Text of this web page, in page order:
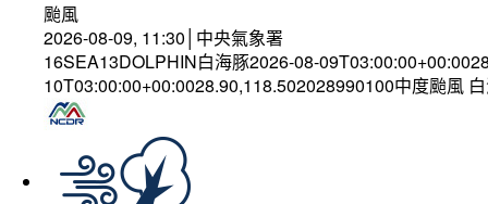
颱風
2026-08-09, 11:30│中央氣象署
16SEA13DOLPHIN白海豚2026-08-
10T03:00:00+00:0028.90,118.502028990100中度颱風